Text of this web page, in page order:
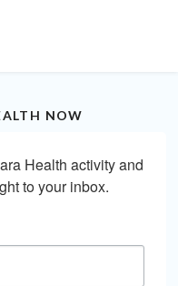
NOW
Health activity and
to your inbox.